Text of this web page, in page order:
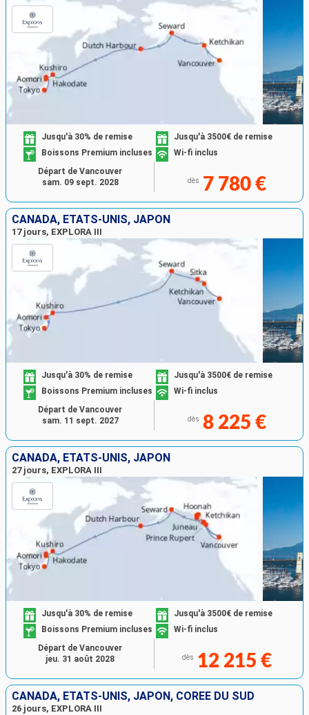
Jusqu'à 30% de remise
Jusqu'à 3500€ de remise
Boissons Premium incluses
Wi-fi inclus
dès 7 780 €
Départ de Vancouver
sam. 09 sept. 2028
CANADA, ÉTATS-UNIS, JAPON
17 jours, EXPLORA III
Jusqu'à 30% de remise
Jusqu'à 3500€ de remise
Boissons Premium incluses
Wi-fi inclus
dès 8 225 €
Départ de Vancouver
sam. 11 sept. 2027
CANADA, ÉTATS-UNIS, JAPON
27 jours, EXPLORA III
Jusqu'à 30% de remise
Jusqu'à 3500€ de remise
Boissons Premium incluses
Wi-fi inclus
dès 12 215 €
Départ de Vancouver
jeu. 31 août 2028
CANADA, ÉTATS-UNIS, JAPON, CORÉE DU SUD
26 jours, EXPLORA III